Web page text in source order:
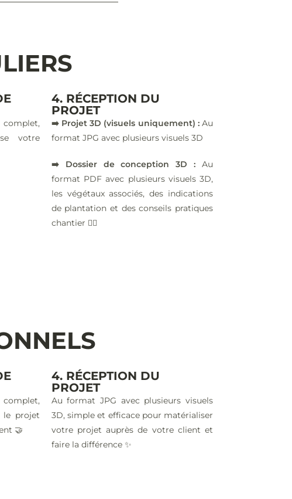
votre
4. RÉCEPTION DU
PROJET
➡️ Projet 3D (visuels uniquement) :Au
format JPG avec plusieurs visuels 3D
➡️ Dossier de conception 3D : Au
format PDF avec plusieurs visuels 3D,
les végétaux associés, des indications
de plantation et des conseils pratiques
chantier 👷‍♂️
le projet
🤝
4. RÉCEPTION DU
PROJET
Au format JPG avec plusieurs visuels
3D, simple et efficace pour matérialiser
votre projet auprès de votre client et
faire la différence ✨